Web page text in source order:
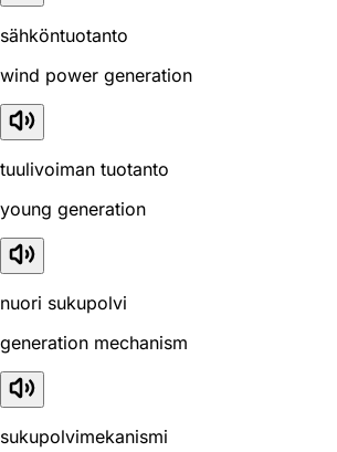
sähköntuotanto
wind power generation
tuulivoiman tuotanto
young generation
nuori sukupolvi
generation mechanism
sukupolvimekanismi